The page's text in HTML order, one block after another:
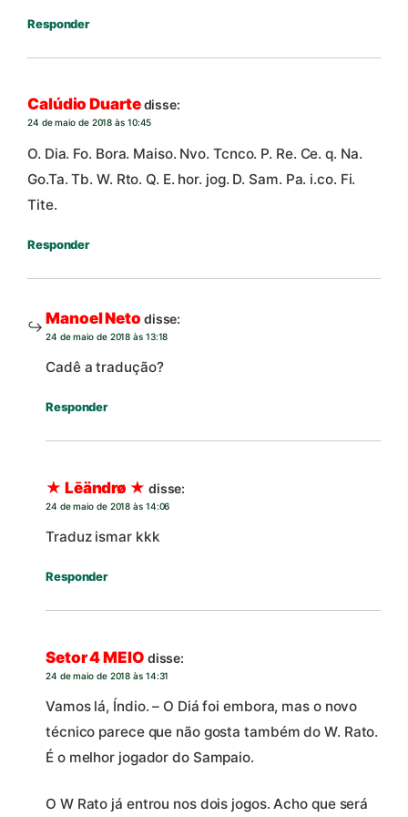
Responder
Calúdio Duartedisse:
24 de maio de 2018 às 10:45
O. Dia. Fo. Bora. Maiso. Nvo. Tcnco. P. Re. Ce. q. Na.
Go.Ta. Tb. W. Rto. Q. E. hor. jog. D. Sam. Pa. i.co. Fi.
Tite.
Responder
Manoel Neto disse:
24 de maio de 2018 às 13:18
Cadê a tradução?
Responder
★ Lēändrø ★ disse:
24 de maio de 2018 às 14:06
Traduz ismar kkk
Responder
Setor 4 MEIO disse:
24 de maio de 2018 às 14:31
Vamos lá, Índio. – O Diá foi embora, mas o novo
técnico parece que não gosta também do W. Rato.
É o melhor jogador do Sampaio.
O W Rato já entrou nos dois jogos. Acho que será